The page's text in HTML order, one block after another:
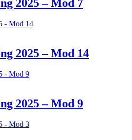
2025 – Mod 7
2025 – Mod 14
2025 – Mod 9